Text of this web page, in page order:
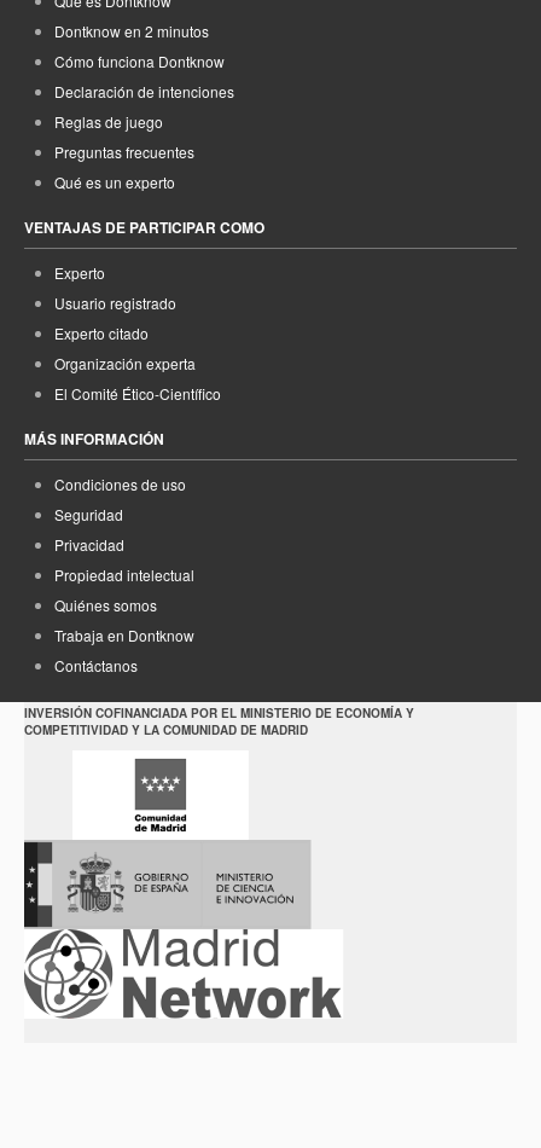
Dontknow en 2 minutos
Cómo funciona Dontknow
Declaración de intenciones
Reglas de juego
Preguntas frecuentes
Qué es un experto
VENTAJAS DE PARTICIPAR COMO
Experto
Usuario registrado
Experto citado
Organización experta
El Comité Ético-Científico
MÁS INFORMACIÓN
Condiciones de uso
Seguridad
Privacidad
Propiedad intelectual
Quiénes somos
Trabaja en Dontknow
Contáctanos
INVERSIÓN COFINANCIADA POR EL MINISTERIO DE ECONOMÍA Y
COMPETITIVIDAD Y LA COMUNIDAD DE MADRID